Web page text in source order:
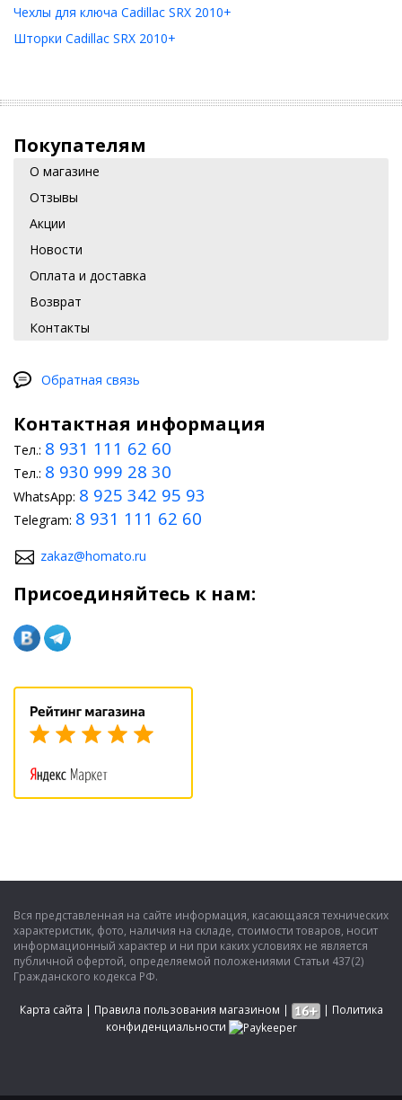
Чехлы для ключа Cadillac SRX 2010+
Шторки Cadillac SRX 2010+
Покупателям
О магазине
Отзывы
Акции
Новости
Оплата и доставка
Возврат
Контакты
Обратная связь
Контактная информация
Тел.: 8 931 111 62 60
Тел.: 8 930 999 28 30
WhatsApp: 8 925 342 95 93
Telegram: 8 931 111 62 60
zakaz@homato.ru
Присоединяйтесь к нам:
Вся представленная на сайте информация, касающаяся технических
характеристик, фото, наличия на складе, стоимости товаров, носит
информационный характер и ни при каких условиях не является
публичной офертой, определяемой положениями Статьи 437(2)
Гражданского кодекса РФ.
Карта сайта | Правила пользования магазином | | Политика
конфиденциальности